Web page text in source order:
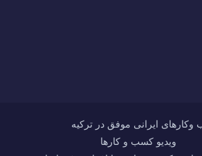
ایرانی موفق در ترکیه
ویدیو کسب و کارها